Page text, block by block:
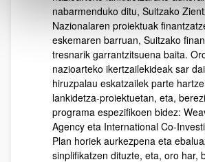
nabarmenduko ditu, Suitzako
Nazionalaren proiektuak
eskemaren barruan, Suitzako
tresnarik garrantzitsuena baita.
nazioarteko ikertzailekideak sar
hiruzpalau eskatzailek parte
lankidetza-proiektuetan, eta,
programa espezifikoen bidez:
Agency eta International Co-
Plan horiek aurkezpena eta
sinplifikatzen dituzte, eta, oro har,